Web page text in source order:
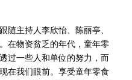
随主持人李欣怡、陈丽亭、
在物资贫乏的年代，童年零
过一些人和单位的努力，而
在我们眼前。享受童年零食